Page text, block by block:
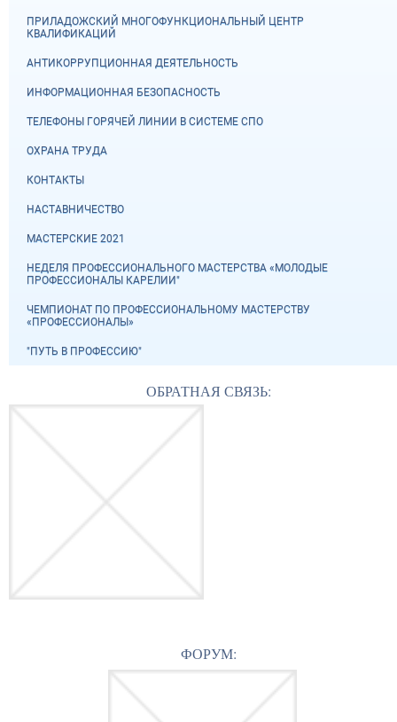
ПРИЛАДОЖСКИЙ МНОГОФУНКЦИОНАЛЬНЫЙ ЦЕНТР
КВАЛИФИКАЦИЙ
АНТИКОРРУПЦИОННАЯ ДЕЯТЕЛЬНОСТЬ
ИНФОРМАЦИОННАЯ БЕЗОПАСНОСТЬ
ТЕЛЕФОНЫ ГОРЯЧЕЙ ЛИНИИ В СИСТЕМЕ СПО
ОХРАНА ТРУДА
КОНТАКТЫ
НАСТАВНИЧЕСТВО
МАСТЕРСКИЕ 2021
НЕДЕЛЯ ПРОФЕССИОНАЛЬНОГО МАСТЕРСТВА «МОЛОДЫЕ
ПРОФЕССИОНАЛЫ КАРЕЛИИ"
ЧЕМПИОНАТ ПО ПРОФЕССИОНАЛЬНОМУ МАСТЕРСТВУ
«ПРОФЕССИОНАЛЫ»
"ПУТЬ В ПРОФЕССИЮ"
ОБРАТНАЯ СВЯЗЬ:
ФОРУМ: